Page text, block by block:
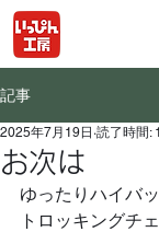
記事
お次は
2025年7月19日 読了時間:
ゆったりハイバ
トロッキングチ